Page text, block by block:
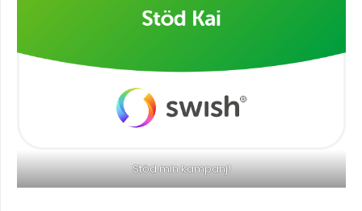
Stöd min kampanj!